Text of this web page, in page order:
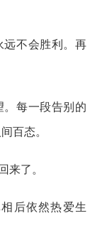
远不会胜利。再
每一段告别的
百态。
来了。
后依然热爱生